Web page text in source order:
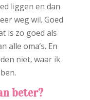
liggen en dan
weg wil. Goed
is zo goed als
alle oma’s. En
niet, waar ik
beter?